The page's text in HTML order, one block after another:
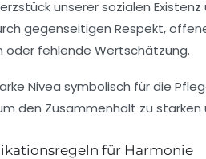
unserer sozialen
gegenseitigen Respekt,
oder fehlende Wertschätzung.
Nivea symbolisch für die
den Zusammenhalt zu stärken
für Harmonie